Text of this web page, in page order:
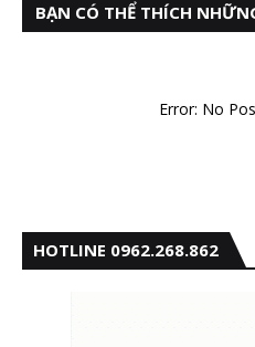
BẠN CÓ THỂ THÍCH
Error: No
HOTLINE 0962.268.862